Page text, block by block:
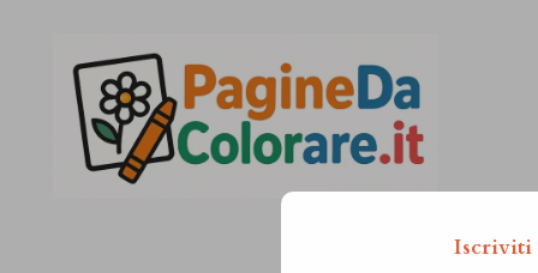
contenuto
Iscriviti